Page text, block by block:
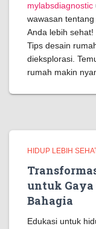
mylabsdiagnostic
wawasan
Anda lebih sehat!
Tips desain
dieksplorasi.
rumah makin
HIDUP LEBIH
untuk Gaya
Bahagia
Edukasi untuk